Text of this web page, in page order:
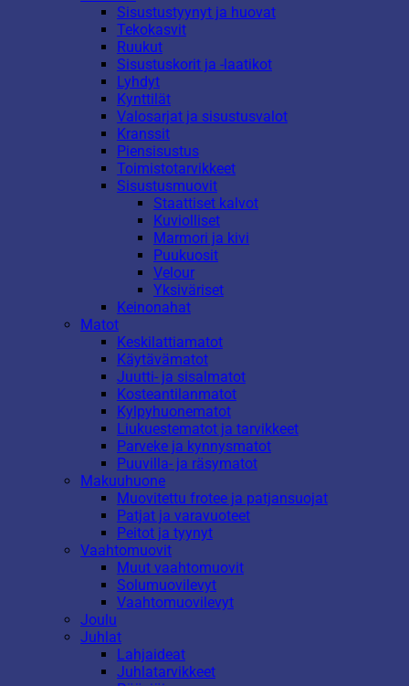
Sisustustyynyt ja huovat
Tekokasvit
Ruukut
Sisustuskorit ja -laatikot
Lyhdyt
Kynttilät
Valosarjat ja sisustusvalot
Kranssit
Piensisustus
Toimistotarvikkeet
Sisustusmuovit
Staattiset kalvot
Kuviolliset
Marmori ja kivi
Puukuosit
Velour
Yksiväriset
Keinonahat
Matot
Keskilattiamatot
Käytävämatot
Juutti- ja sisalmatot
Kosteantilanmatot
Kylpyhuonematot
Liukuestematot ja tarvikkeet
Parveke ja kynnysmatot
Puuvilla- ja räsymatot
Makuuhuone
Muovitettu frotee ja patjansuojat
Patjat ja varavuoteet
Peitot ja tyynyt
Vaahtomuovit
Muut vaahtomuovit
Solumuovilevyt
Vaahtomuovilevyt
Joulu
Juhlat
Lahjaideat
Juhlatarvikkeet